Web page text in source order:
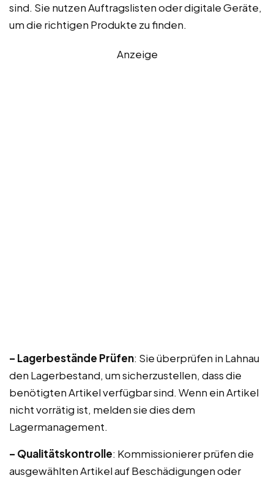
sind. Sie nutzen Auftragslisten oder digitale Geräte,
um die richtigen Produkte zu finden.
Anzeige
– Lagerbestände Prüfen: Sie überprüfen in Lahnau
den Lagerbestand, um sicherzustellen, dass die
benötigten Artikel verfügbar sind. Wenn ein Artikel
nicht vorrätig ist, melden sie dies dem
Lagermanagement.
– Qualitätskontrolle: Kommissionierer prüfen die
ausgewählten Artikel auf Beschädigungen oder